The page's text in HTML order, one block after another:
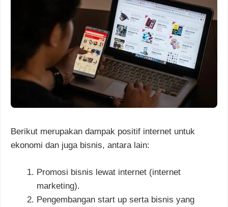
Berikut merupakan dampak positif internet untuk
ekonomi dan juga bisnis, antara lain:
Promosi bisnis lewat internet (internet
marketing).
Pengembangan start up serta bisnis yang